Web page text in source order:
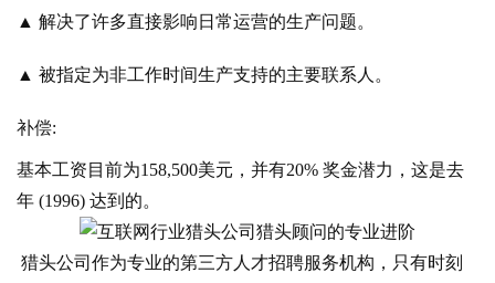
▲ 解决了许多直接影响日常运营的生产问题。
▲ 被指定为非工作时间生产支持的主要联系人。
补偿:
基本工资目前为158,500美元，并有20% 奖金潜力，这是去
年 (1996) 达到的。
猎头公司作为专业的第三方人才招聘服务机构，只有时刻